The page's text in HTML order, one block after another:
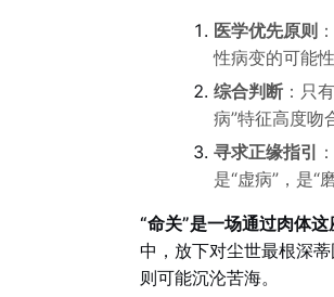
医学优先原则
性病变的可能
综合判断 ：只
病”特征高度吻
寻求正缘指引
是“虚病”，是“
“命关”是一场通过肉体
中，放下对尘世最根深
则可能沉沦苦海。